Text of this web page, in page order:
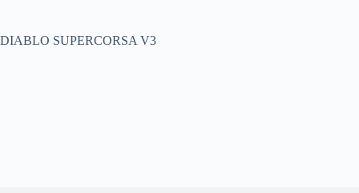
DIABLO SUPERCORSA V3